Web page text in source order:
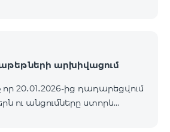
հասանելի
մարզերում, որտեղ դրանց
Այս փոփոխությունը
հեռուստատեսային հարթակի
արխիվացում
20․01․2026-ից դադարեցվում
ու անցումները ստորև